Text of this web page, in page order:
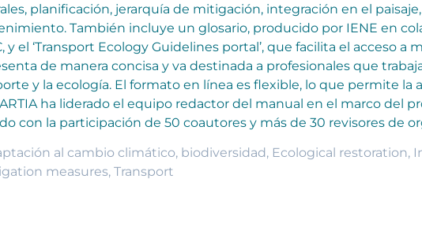
planificación, jerarquía de mitigación, integración en el
También incluye un glosario, producido por IENE en
y el ‘Transport Ecology Guidelines portal’, que facilita el acceso
de manera concisa y va destinada a profesionales que
y la ecología. El formato en línea es flexible, lo que permite
ha liderado el equipo redactor del manual en el marco del
con la participación de 50 coautores y más de 30 revisores de
al cambio climático, biodiversidad, Ecological restoration,
measures, Transport